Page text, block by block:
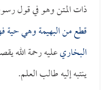
ذات المتن وهو في قول
قطع من البهيمة وهي
البخاريعليه رحمة الله
ينتبه إليه طالب العلم.